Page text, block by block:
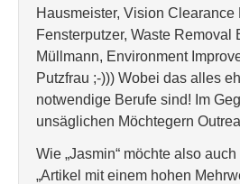
Hausmeister, Vision Clearance
Fensterputzer, Waste Removal
Müllmann, Environment
Putzfrau ;-))) Wobei das alles
notwendige Berufe sind! Im
unsäglichen Möchtegern
Wie „Jasmin“ möchte also
„Artikel mit einem hohen